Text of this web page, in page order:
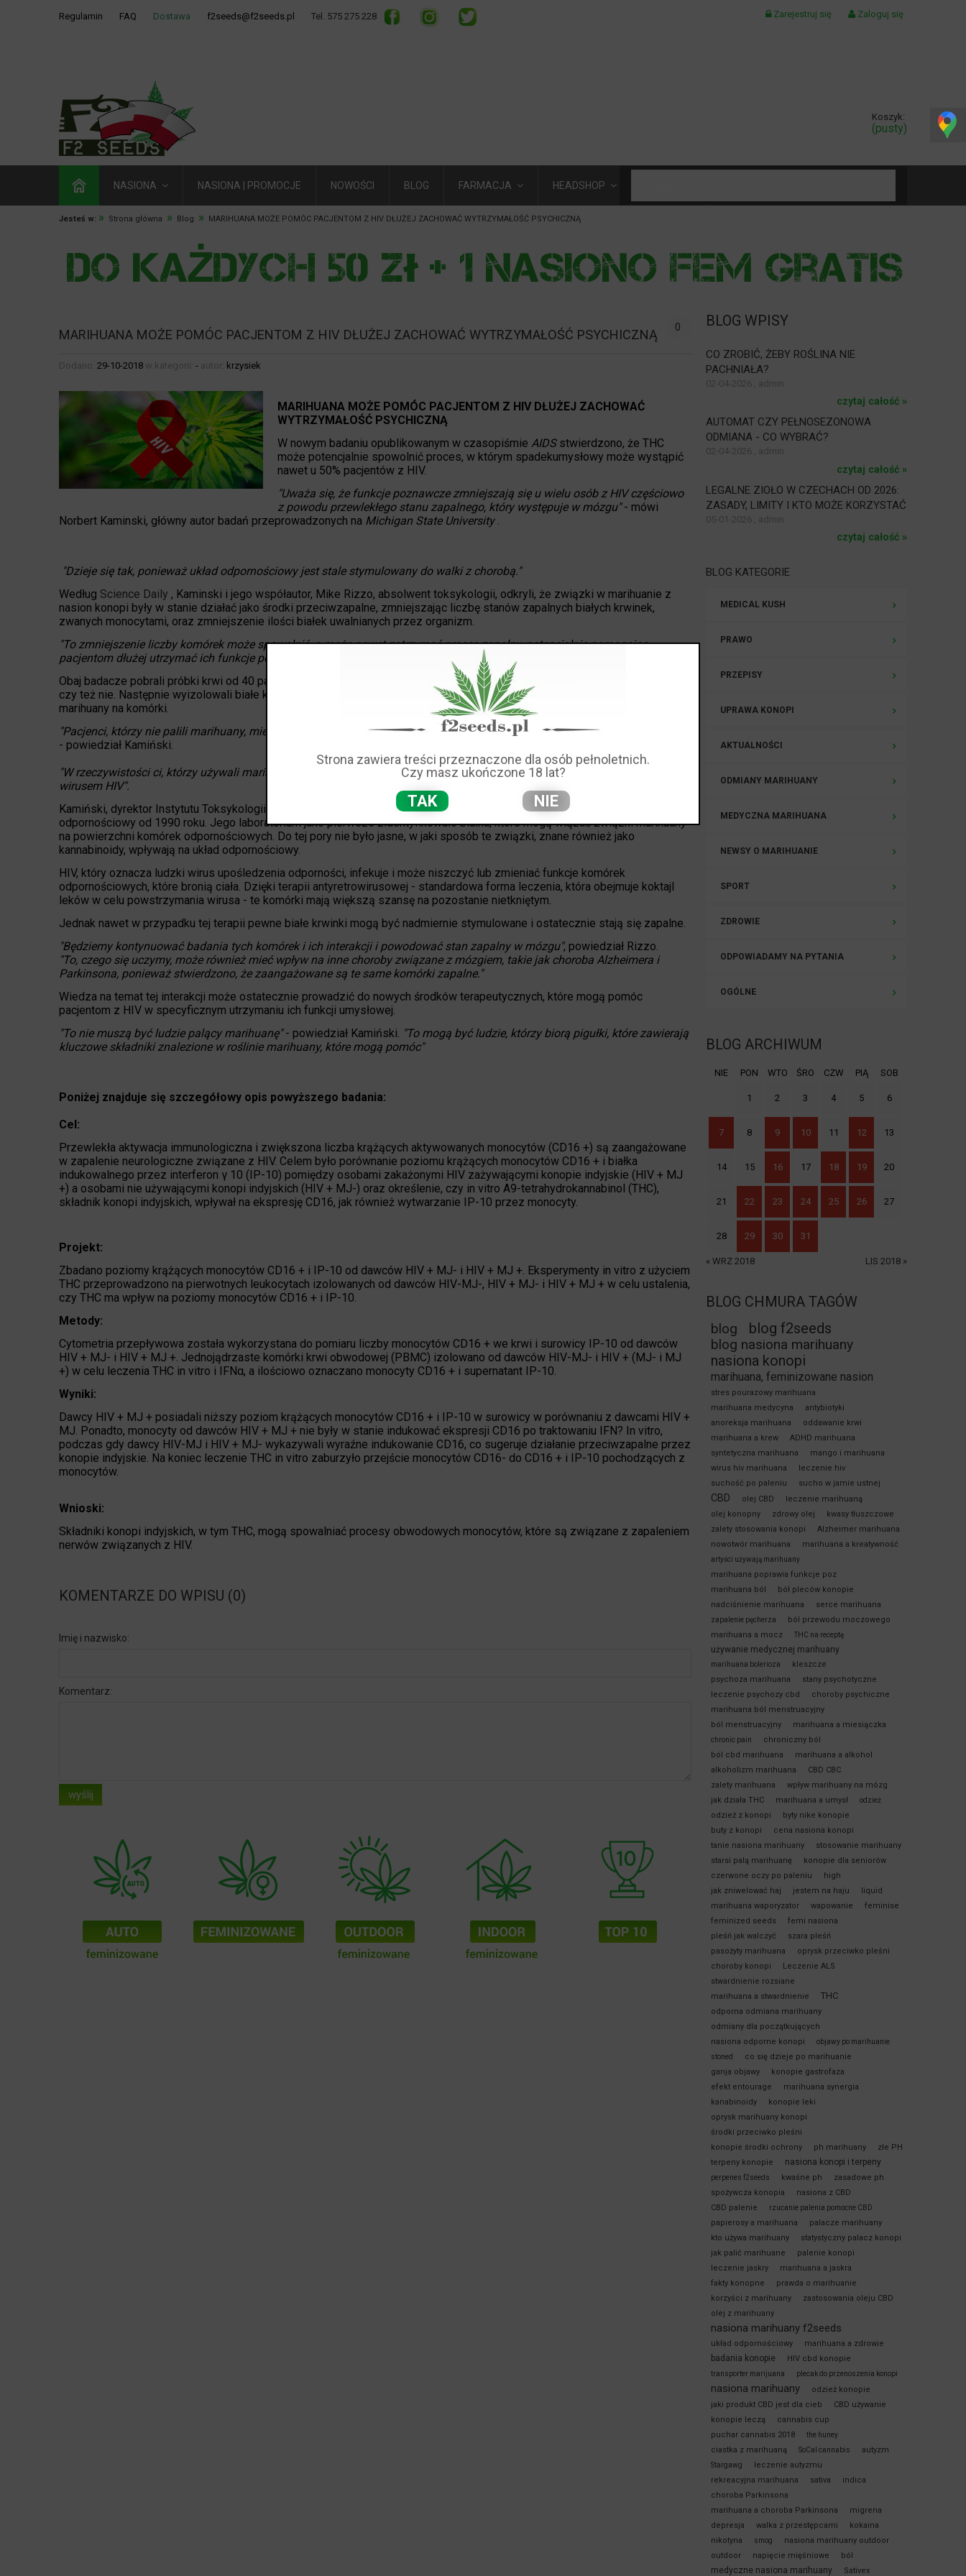
Regulamin FAQ Dostawa f2seeds@f2seeds.pl Tel. 575 275 228 Zarejestruj się Zaloguj się
Koszyk:
(pusty)
NASIONA NASIONA | PROMOCJE NOWOŚCI BLOG FARMACJA HEADSHOP
Jesteś w: » Strona główna » Blog » MARIHUANA MOŻE POMÓC PACJENTOM Z HIV DŁUŻEJ ZACHOWAĆ WYTRZYMAŁOŚĆ PSYCHICZNĄ
MARIHUANA MOŻE POMÓC PACJENTOM Z HIV DŁUŻEJ ZACHOWAĆ WYTRZYMAŁOŚĆ PSYCHICZNĄ 0
Dodano: 29-10-2018 w kategorii: - autor: krzysiek
MARIHUANA MOŻE POMÓC PACJENTOM Z HIV DŁUŻEJ ZACHOWAĆ
WYTRZYMAŁOŚĆ PSYCHICZNĄ
W nowym badaniu opublikowanym w czasopiśmie AIDSstwierdzono, że THC
może potencjalnie spowolnić proces, w którym spadekumysłowy może wystąpić
nawet u 50% pacjentów z HIV.
"Uważa się, że funkcje poznawcze zmniejszają się u wielu osób z HIV częściowo
z powodu przewlekłego stanu zapalnego, który występuje w mózgu"- mówi
Norbert Kaminski, główny autor badań przeprowadzonych na Michigan State University.
"Dzieje się tak, ponieważ układ odpornościowy jest stale stymulowany do walki z chorobą."
Według Science Daily , Kaminski i jego współautor, Mike Rizzo, absolwent toksykologii, odkryli, że związki w marihuanie z
nasion konopi były w stanie działać jako środki przeciwzapalne, zmniejszając liczbę stanów zapalnych białych krwinek,
zwanych monocytami, oraz zmniejszenie ilości białek uwalnianych przez organizm.
"To zmniejszenie liczby komórek może spowolnić, a może nawet zatrzymać proces zapalny, potencjalnie pomagając
pacjentom dłużej utrzymać ich funkcje poznawcze"
Obaj badacze pobrali próbki krwi od 40 pacjentów z HIV, którzy zgłosili, czy stosowali końcowy produkt z nasion marihuany,
czy też nie. Następnie wyizolowali białe krwinki od każdego dawcy i zbadali poziom komórek zapalnych oraz wpływ
marihuany na komórki.
"Pacjenci, którzy nie palili marihuany, mieli bardzo wysoki poziom komórek zapalnych w porównaniu do tych, którzy używali"
- powiedział Kamiński.
"W rzeczywistości ci, którzy używali marihuany, mieli poziom zbliżony do zdrowego człowieka, który nie był zarażony
wirusem HIV".
Kamiński, dyrektor Instytutu Toksykologii Integracyjnej MSU, badał wpływ marihuany z nasion cannabis na układ
odpornościowy od 1990 roku. Jego laboratorium jako pierwsze zidentyfikowało białka, które mogą wiązać związki marihuany
na powierzchni komórek odpornościowych. Do tej pory nie było jasne, w jaki sposób te związki, znane również jako
kannabinoidy, wpływają na układ odpornościowy.
HIV, który oznacza ludzki wirus upośledzenia odporności, infekuje i może niszczyć lub zmieniać funkcje komórek
odpornościowych, które bronią ciała. Dzięki terapii antyretrowirusowej - standardowa forma leczenia, która obejmuje koktajl
leków w celu powstrzymania wirusa - te komórki mają większą szansę na pozostanie nietkniętym.
Jednak nawet w przypadku tej terapii pewne białe krwinki mogą być nadmiernie stymulowane i ostatecznie stają się zapalne.
"Będziemy kontynuować badania tych komórek i ich interakcji i powodować stan zapalny w mózgu", powiedział Rizzo.
"To, czego się uczymy, może również mieć wpływ na inne choroby związane z mózgiem, takie jak choroba Alzheimera i
Parkinsona, ponieważ stwierdzono, że zaangażowane są te same komórki zapalne."
Wiedza na temat tej interakcji może ostatecznie prowadzić do nowych środków terapeutycznych, które mogą pomóc
pacjentom z HIV w specyficznym utrzymaniu ich funkcji umysłowej.
"To nie muszą być ludzie palący marihuanę"- powiedział Kamiński. "To mogą być ludzie, którzy biorą pigułki, które zawierają
kluczowe składniki znalezione w roślinie marihuany, które mogą pomóc"
Poniżej znajduje się szczegółowy opis powyższego badania:
Cel:
Przewlekła aktywacja immunologiczna i zwiększona liczba krążących aktywowanych monocytów (CD16 +) są zaangażowane
w zapalenie neurologiczne związane z HIV. Celem było porównanie poziomu krążących monocytów CD16 + i białka
indukowalnego przez interferon γ 10 (IP-10) pomiędzy osobami zakażonymi HIV zażywającymi konopie indyjskie (HIV + MJ
+) a osobami nie używającymi konopi indyjskich (HIV + MJ-) oraz określenie, czy in vitro A9-tetrahydrokannabinol (THC),
składnik konopi indyjskich, wpływał na ekspresję CD16, jak również wytwarzanie IP-10 przez monocyty.
Projekt:
Zbadano poziomy krążących monocytów CD16 + i IP-10 od dawców HIV + MJ- i HIV + MJ +. Eksperymenty in vitro z użyciem
THC przeprowadzono na pierwotnych leukocytach izolowanych od dawców HIV-MJ-, HIV + MJ- i HIV + MJ + w celu ustalenia,
czy THC ma wpływ na poziomy monocytów CD16 + i IP-10.
Metody:
Cytometria przepływowa została wykorzystana do pomiaru liczby monocytów CD16 + we krwi i surowicy IP-10 od dawców
HIV + MJ- i HIV + MJ +. Jednojądrzaste komórki krwi obwodowej (PBMC) izolowano od dawców HIV-MJ- i HIV + (MJ- i MJ
+) w celu leczenia THC in vitro i IFNα, a ilościowo oznaczano monocyty CD16 + i supernatant IP-10.
Wyniki:
Dawcy HIV + MJ + posiadali niższy poziom krążących monocytów CD16 + i IP-10 w surowicy w porównaniu z dawcami HIV +
MJ. Ponadto, monocyty od dawców HIV + MJ + nie były w stanie indukować ekspresji CD16 po traktowaniu IFN? In vitro,
podczas gdy dawcy HIV-MJ i HIV + MJ- wykazywali wyraźne indukowanie CD16, co sugeruje działanie przeciwzapalne przez
konopie indyjskie. Na koniec leczenie THC in vitro zaburzyło przejście monocytów CD16- do CD16 + i IP-10 pochodzących z
monocytów.
Wnioski:
Składniki konopi indyjskich, w tym THC, mogą spowalniać procesy obwodowych monocytów, które są związane z zapaleniem
nerwów związanych z HIV.
KOMENTARZE DO WPISU (0)
Imię i nazwisko:
Komentarz:
wyślij
BLOG WPISY
CO ZROBIĆ, ŻEBY ROŚLINA NIE
PACHNIAŁA?
02-04-2026 , admin
czytaj całość »
AUTOMAT CZY PEŁNOSEZONOWA
ODMIANA - CO WYBRAĆ?
02-04-2026 , admin
czytaj całość »
LEGALNE ZIOŁO W CZECHACH OD 2026:
ZASADY, LIMITY I KTO MOŻE KORZYSTAĆ
05-01-2026 , admin
czytaj całość »
BLOG KATEGORIE
MEDICAL KUSH
PRAWO
PRZEPISY
UPRAWA KONOPI
AKTUALNOŚCI
ODMIANY MARIHUANY
MEDYCZNA MARIHUANA
NEWSY O MARIHUANIE
SPORT
ZDROWIE
ODPOWIADAMY NA PYTANIA
OGÓLNE
BLOG ARCHIWUM
NIE PON WTO ŚRO CZW PIĄ SOB
1 2 3 4 5 6
7 8 9 10 11 12 13
14 15 16 17 18 19 20
21 22 23 24 25 26 27
28 29 30 31
« WRZ 2018 LIS 2018 »
BLOG CHMURA TAGÓW
blog blog f2seeds
blog nasiona marihuany
nasiona konopi
marihuana, feminizowane nasion
stres pourazowy marihuana
marihuana medycyna
antybiotyki
anoreksja marihuana
oddawanie krwi
marihuana a krew
ADHD marihuana
syntetyczna marihuana
mango i marihuana
wirus hiv marihuana
leczenie hiv
suchość po paleniu
sucho w jamie ustnej
CBD olej CBD
leczenie marihuaną
olej konopny
zdrowy olej
kwasy tłuszczowe
zalety stosowania konopi
Alzheimer marihuana
nowotwór marihuana
marihuana a kreatywność
artyści używają marihuany
marihuana poprawia funkcje poz
marihuana ból
bół pleców konopie
nadciśnienie marihuana
serce marihuana
zapalenie pęcherza
ból przewodu moczowego
marihuana a mocz
THC na receptę
używanie medycznej marihuany
marihuana bolerioza
kleszcze
psychoza marihuana
stany psychotyczne
leczenie psychozy cbd
choroby psychiczne
marihuana ból menstruacyjny
ból menstruacyjny
marihuana a miesiączka
chronic pain
chroniczny ból
ból cbd marihuana
marihuana a alkohol
alkoholizm marihuana
CBD CBC
zalety marihuana
wpływ marihuany na mózg
jak działa THC
marihuana a umysł odzież
odzież z konopi
byty nike konopie
buty z konopi
cena nasiona konopi
tanie nasiona marihuany
stosowanie marihuany
starsi palą marihuanę
konopie dla seniorów
czerwone oczy po paleniu
high
jak zniwelować haj
jestem na haju
liquid
marihuana waporyzator
wapowanie
feminise
feminized seeds
femi nasiona
pleśń jak walczyć
szara pleśń
pasożyty marihuana
oprysk przeciwko pleśni
choroby konopi
Leczenie ALS
stwardnienie rozsiane
marihuana a stwardnienie
THC
odporna odmiana marihuany
odmiany dla początkujących
nasiona odporne konopi
objawy po marihuanie
stoned
co się dzieje po marihuanie
ganja objawy
konopie gastrofaza
efekt entourage
marihuana synergia
kanabinoidy
konopie leki
oprysk marihuany konopi
środki przeciwko pleśni
konopie środki ochrony
ph marihuany
złe PH
terpeny konopie
nasiona konopi i terpeny
perpenes f2seeds kwaśne ph
zasadowe ph
spożywcza konopia
nasiona z CBD
CBD palenie
rzucanie palenia pomocne CBD
papierosy a marihuana
palacze marihuany
kto używa marihuany
statystyczny palacz konopi
jak palić marihuane
palenie konopi
leczenie jaskry
marihuana a jaskra
fakty konopne
prawda o marihuanie
korzyści z marihuany
zastosowania oleju CBD
olej z marihuany
nasiona marihuany f2seeds
układ odpornościowy marihuana a zdrowie
badania konopie HIV cbd konopie
transporter marijuana plecak do przenoszenia konopi
nasiona marihuany
odzież konopie
jaki produkt CBD jest dla cieb
CBD używanie
konopie leczą
cannabis cup
puchar cannabis 2018
the huney
ciastka z marihuaną SoCal cannabis autyzm
Stargawg
leczenie autyzmu
rekreacyjna marihuana
sativa
indica
choroba Parkinsona
marihuana a choroba Parkinsona
migrena
depresja
walka z przestępcami
kokaina
nikotyna
smog
nasiona marihuany outdoor
outdoor
napięcie mięśniowe ból
medyczne nasiona marihuany Sativex
Strona zawiera treści przeznaczone dla osób pełnoletnich.
Czy masz ukończone 18 lat?
TAK NIE